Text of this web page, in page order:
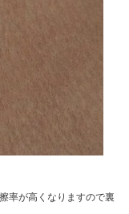
率が高くなりますので裏